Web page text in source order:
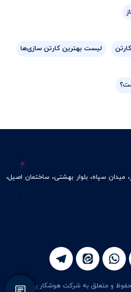
لیست بهترین کارتن سازی‌ها
میدان سپاه، بلوار بهشتی، ساختمان اصیل،
و متعلق به شرکت هوشکار پرداز می